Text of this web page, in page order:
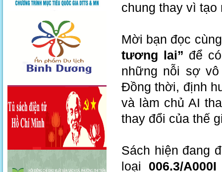
chung thay vì tạo
Mời bạn đọc
tương lai” để
những nỗi sợ
Đồng thời, định
và làm chủ AI
thay đổi của
Sách hiện đang
loại 006.3/A000I